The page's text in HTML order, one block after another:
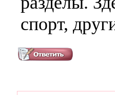
спорт,